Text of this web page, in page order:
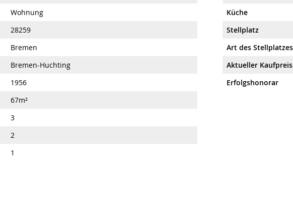
Bremen
Bremen-Huchting
1956
67m²
3
2
1
Art des Stellplatzes
Aktueller Kaufpreis
Erfolgshonorar